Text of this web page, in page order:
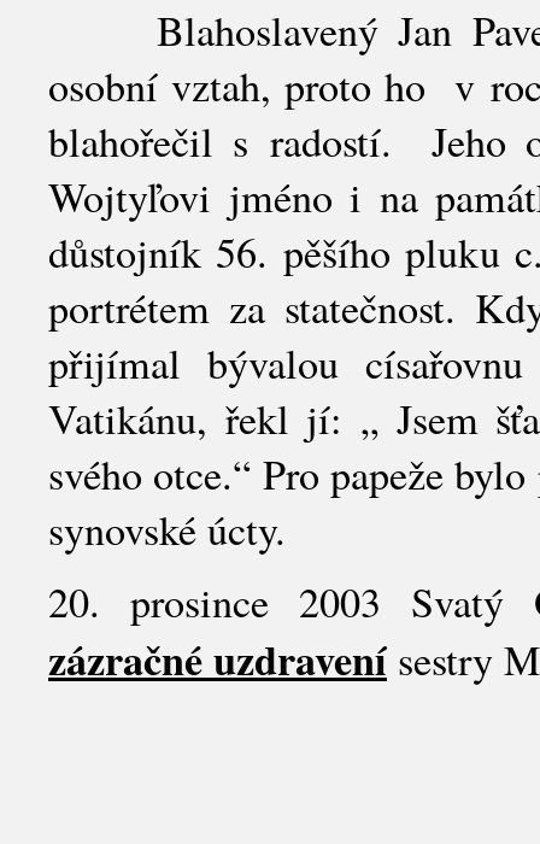
Blahoslavený Jan
osobní vztah, proto ho v
blahořečil s radostí. Jeho
Wojtyľovi jméno i na
důstojník 56. pěšího pluku
portrétem za statečnost.
přijímal bývalou
Vatikánu, řekl jí: „ Jsem
svého otce.“ Pro papeže
synovské úcty.
20. prosince 2003 Svatý
zázračné uzdravení sestry